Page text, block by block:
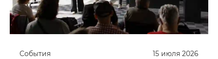
15 июля 2026
События